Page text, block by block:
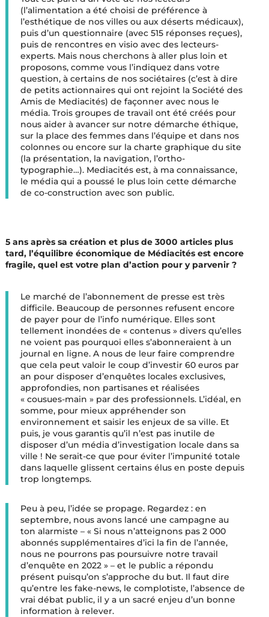
(l’alimentation a été choisi de préférence à
l’esthétique de nos villes ou aux déserts médicaux),
puis d’un questionnaire (avec 515 réponses reçues),
puis de rencontres en visio avec des lecteurs-
experts. Mais nous cherchons à aller plus loin et
proposons, comme vous l’indiquez dans votre
question, à certains de nos sociétaires (c’est à dire
de petits actionnaires qui ont rejoint la Société des
Amis de Mediacités) de façonner avec nous le
média. Trois groupes de travail ont été créés pour
nous aider à avancer sur notre démarche éthique,
sur la place des femmes dans l’équipe et dans nos
colonnes ou encore sur la charte graphique du site
(la présentation, la navigation, l’ortho-
typographie…). Mediacités est, à ma connaissance,
le média qui a poussé le plus loin cette démarche
de co-construction avec son public.
5 ans après sa création et plus de 3000 articles plus
tard, l’équilibre économique de Médiacités est encore
fragile, quel est votre plan d’action pour y parvenir ?
Le marché de l’abonnement de presse est très
difficile. Beaucoup de personnes refusent encore
de payer pour de l’info numérique. Elles sont
tellement inondées de « contenus » divers qu’elles
ne voient pas pourquoi elles s’abonneraient à un
journal en ligne. A nous de leur faire comprendre
que cela peut valoir le coup d’investir 60 euros par
an pour disposer d’enquêtes locales exclusives,
approfondies, non partisanes et réalisées
« cousues-main » par des professionnels. L’idéal, en
somme, pour mieux appréhender son
environnement et saisir les enjeux de sa ville. Et
puis, je vous garantis qu’il n’est pas inutile de
disposer d’un média d’investigation locale dans sa
ville ! Ne serait-ce que pour éviter l’impunité totale
dans laquelle glissent certains élus en poste depuis
trop longtemps.
Peu à peu, l’idée se propage. Regardez : en
septembre, nous avons lancé une campagne au
ton alarmiste – « Si nous n’atteignons pas 2 000
abonnés supplémentaires d’ici la fin de l’année,
nous ne pourrons pas poursuivre notre travail
d’enquête en 2022 » – et le public a répondu
présent puisqu’on s’approche du but. Il faut dire
qu’entre les fake-news, le complotiste, l’absence de
vrai débat public, il y a un sacré enjeu d’un bonne
information à relever.